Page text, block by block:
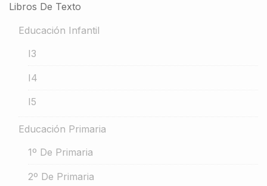
Libros De Texto
Educación Infantil
I3
I4
I5
Educación Primaria
1º De Primaria
2º De Primaria